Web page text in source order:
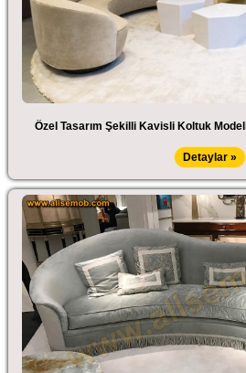
Özel Tasarım Şekilli Kavisli Koltuk
Detaylar »